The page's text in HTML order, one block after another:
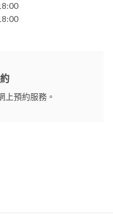
上預約服務。